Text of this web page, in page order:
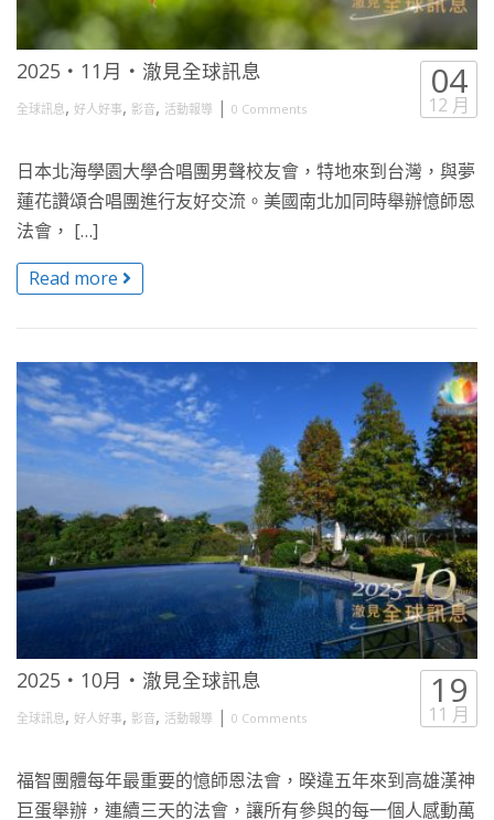
2025・11月・澈見全球訊息
全球訊息, 好人好事, 影音, 活動報導 | 0 Comments
04
12 月
日本北海學園大學合唱團男聲校友會，特地來到台灣，與夢
蓮花讚頌合唱團進行友好交流。美國南北加同時舉辦憶師恩
法會， […]
Read more
2025・10月・澈見全球訊息
全球訊息, 好人好事, 影音, 活動報導 | 0 Comments
19
11 月
福智團體每年最重要的憶師恩法會，暌違五年來到高雄漢神
巨蛋舉辦，連續三天的法會，讓所有參與的每一個人感動萬